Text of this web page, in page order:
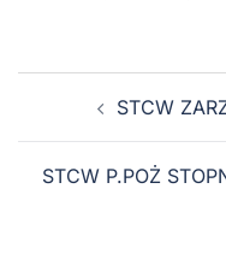
STCW
STCW P.POŻ